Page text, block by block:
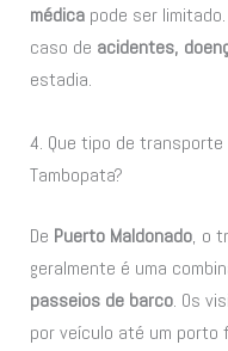
médica pode ser
caso de acidentes,
estadia.
4. Que tipo de
Tambopata?
De Puerto Maldonado, o
geralmente é uma
passeios de barco. Os
por veículo até um porto